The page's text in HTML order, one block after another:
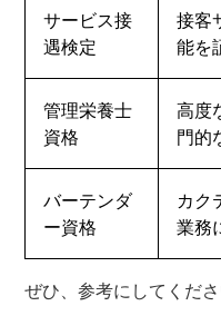
サービス接
遇検定
接客
能を
管理栄養士
資格
高度
門的
バーテンダ
ー資格
カク
業務
ぜひ、参考にしてくださ